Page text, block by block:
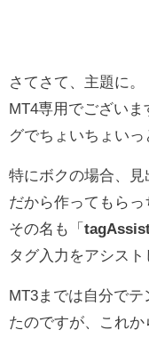
さてさて、主題に。
MT4専用でござい
グでちょいちょい
特にボクの場合、
だから作ってもらっ
その名も「
タグ入力をアシスト
MT3までは自分で
たのですが、これか